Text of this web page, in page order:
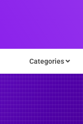
Categories